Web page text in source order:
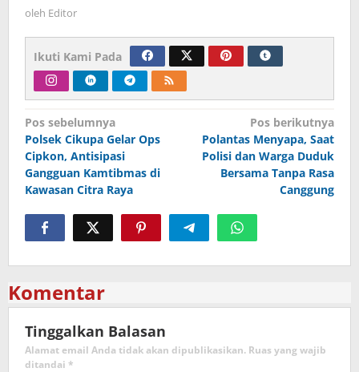
oleh Editor
Ikuti Kami Pada
Navigasi
pos
Pos sebelumnya
Polsek Cikupa Gelar Ops
Cipkon, Antisipasi
Gangguan Kamtibmas di
Kawasan Citra Raya
Pos berikutnya
Polantas Menyapa, Saat
Polisi dan Warga Duduk
Bersama Tanpa Rasa
Canggung
Komentar
Tinggalkan Balasan
Alamat email Anda tidak akan dipublikasikan. Ruas yang wajib
ditandai *